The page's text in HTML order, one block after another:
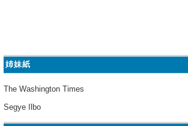
姉妹紙
The Washington Times
Segye Ilbo